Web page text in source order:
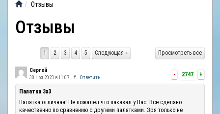
ВИДЕООБЗОР
ОТЗЫВЫ
Отзывы
Отзывы
Просмотреть все
1 2 3 4 5 Следующая »
- 2747 +
Сергей
30 Ноя 2023 в 11:07 # Ответить
Палатка 3х3
Палатка отличная! Не пожалел что заказал у Вас. Все сделано
качественно по сравнению с другими палатками. Зря только не